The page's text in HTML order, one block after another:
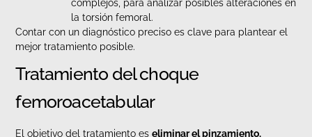
complejos, para analizar posibles alteraciones en
la torsión femoral.
Contar con un diagnóstico preciso es clave para plantear el
mejor tratamiento posible.
Tratamiento del choque
femoroacetabular
El objetivo del tratamiento eseliminar el pinzamiento,